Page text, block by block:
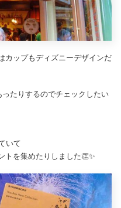
カップもディズニーデザインだ
たりするのでチェックしたい
いて
トを集めたりしました👏✨